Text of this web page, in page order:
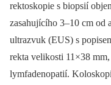
rektoskopie s biopsií
zasahujícího 3–10 cm od
ultrazvuk (EUS) s
rekta velikosti 11×38
lymfadenopatií.